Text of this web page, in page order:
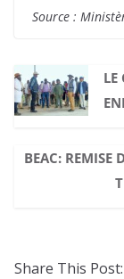
Source :
LE
BEAC: REMISE
Share This Post: